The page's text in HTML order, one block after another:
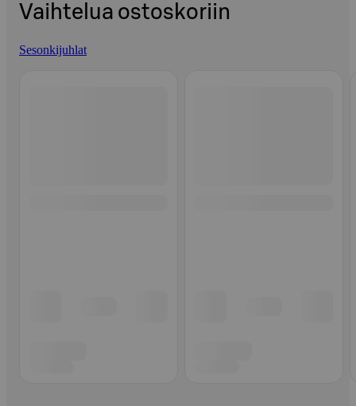
Vaihtelua ostoskoriin
Sesonkijuhlat